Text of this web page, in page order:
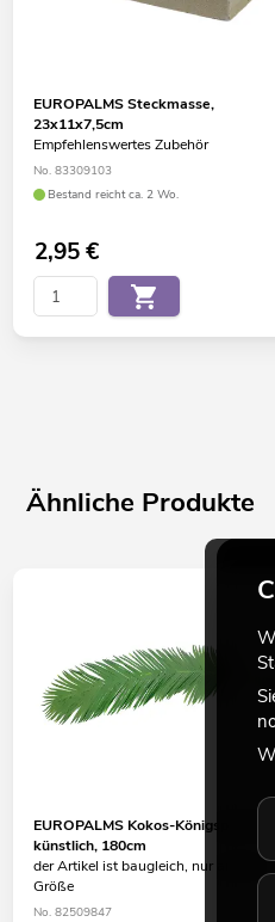
EUROPALMS Steckmasse,
23x11x7,5cm
Empfehlenswertes Zubehör
No. 83309103
Bestand reicht ca. 2 Wo.
2,95€
Ähnliche Produkte
EUROPALMS Kokos-
künstlich, 180cm
der Artikel ist baugleich, nur andere
Größe
No. 82509847